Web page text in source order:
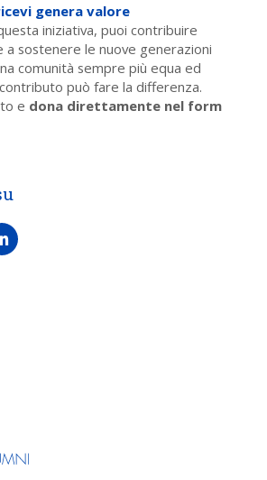
genera valore
iniziativa, puoi contribuire
a sostenere le nuove generazioni
comunità sempre più equa ed
può fare la differenza.
e dona direttamente nel form